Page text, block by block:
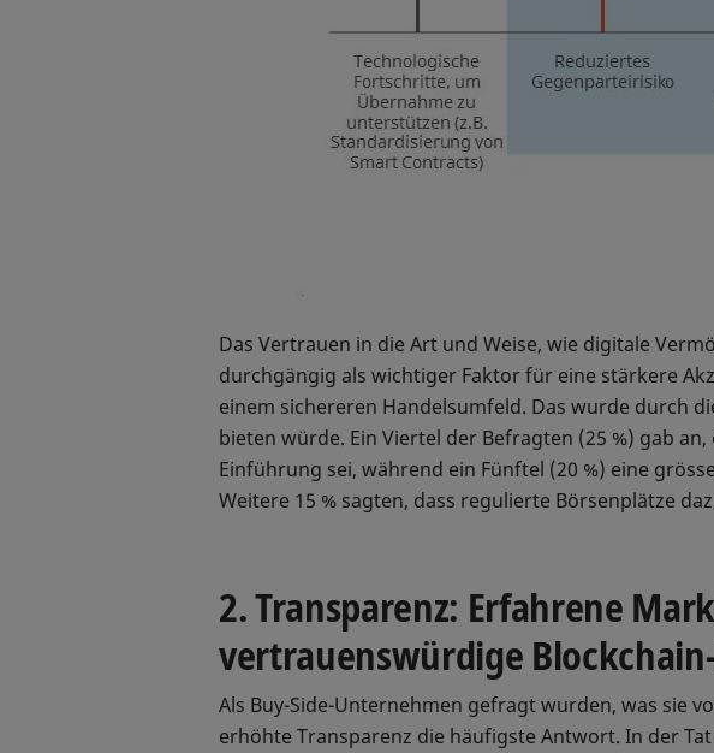
Das Vertrauen in die Art und Weise, wie digitale
durchgängig als wichtiger Faktor für eine stärkere
einem sichereren Handelsumfeld. Das wurde durch
bieten würde. Ein Viertel der Befragten (25 %) gab
Einführung sei, während ein Fünftel (20 %) eine
Weitere 15 % sagten, dass regulierte Börsenplätze
2. Transparenz: Erfahrene
vertrauenswürdige
Als Buy-Side-Unternehmen gefragt wurden, was sie
erhöhte Transparenz die häufigste Antwort. In der